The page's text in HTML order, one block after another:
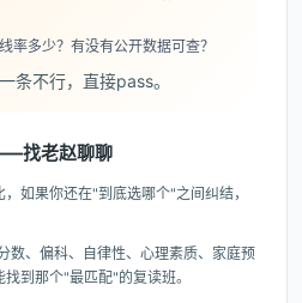
多少？有没有公开数据可查？
条不行，直接pass。
找老赵聊聊
如果你还在"到底选哪个"之间纠结，
、偏科、自律性、心理素质、家庭预
到那个"最匹配"的复读班。